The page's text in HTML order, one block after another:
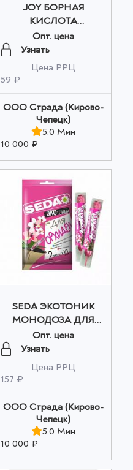
JOY БОРНАЯ
КИСЛОТА
СТИМУЛЯТОР РОСТА
И РАЗВИТИЯ 10гр д.в:
годности: 60 месяцев
Опт. цена
Узнать
Цена РРЦ
59 ₽
ООО Страда (Кирово-
Чепецк)
5.0 Мин
10 000 ₽
SEDA ЭКОТОНИК
МОНОДОЗА ДЛЯ
ОРХИДЕЙ 10мл оптом
Опт. цена
Узнать
Цена РРЦ
157 ₽
ООО Страда (Кирово-
Чепецк)
5.0 Мин
10 000 ₽